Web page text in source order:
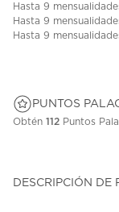
Hasta 9
Hasta 9
Hasta 9
PUNTOS
Obtén 112 Puntos
DESCRIPCIÓN DE